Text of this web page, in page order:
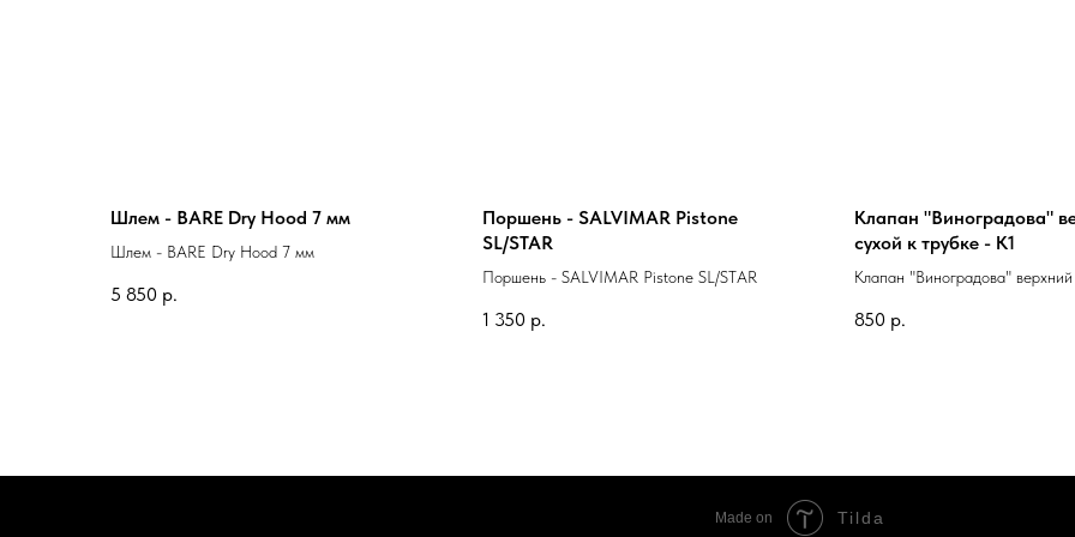
Шлем - BARE Dry Hood 7 мм
Шлем - BARE Dry Hood 7 мм
5 850 р.
Поршень - SALVIMAR Pistone
SL/STAR
Поршень - SALVIMAR Pistone SL/STAR
1 350 р.
Клапан "Виноградова"
сухой к трубке - К1
Клапан "Виноградова" верхний
850 р.
Made on Tilda